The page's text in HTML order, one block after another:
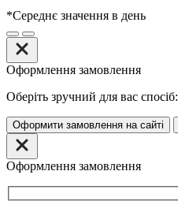
*Середнє значення в день
Оформлення замовлення
Оберіть зручний для вас спосіб:
Оформити замовлення на сайті
Оформлення замовлення